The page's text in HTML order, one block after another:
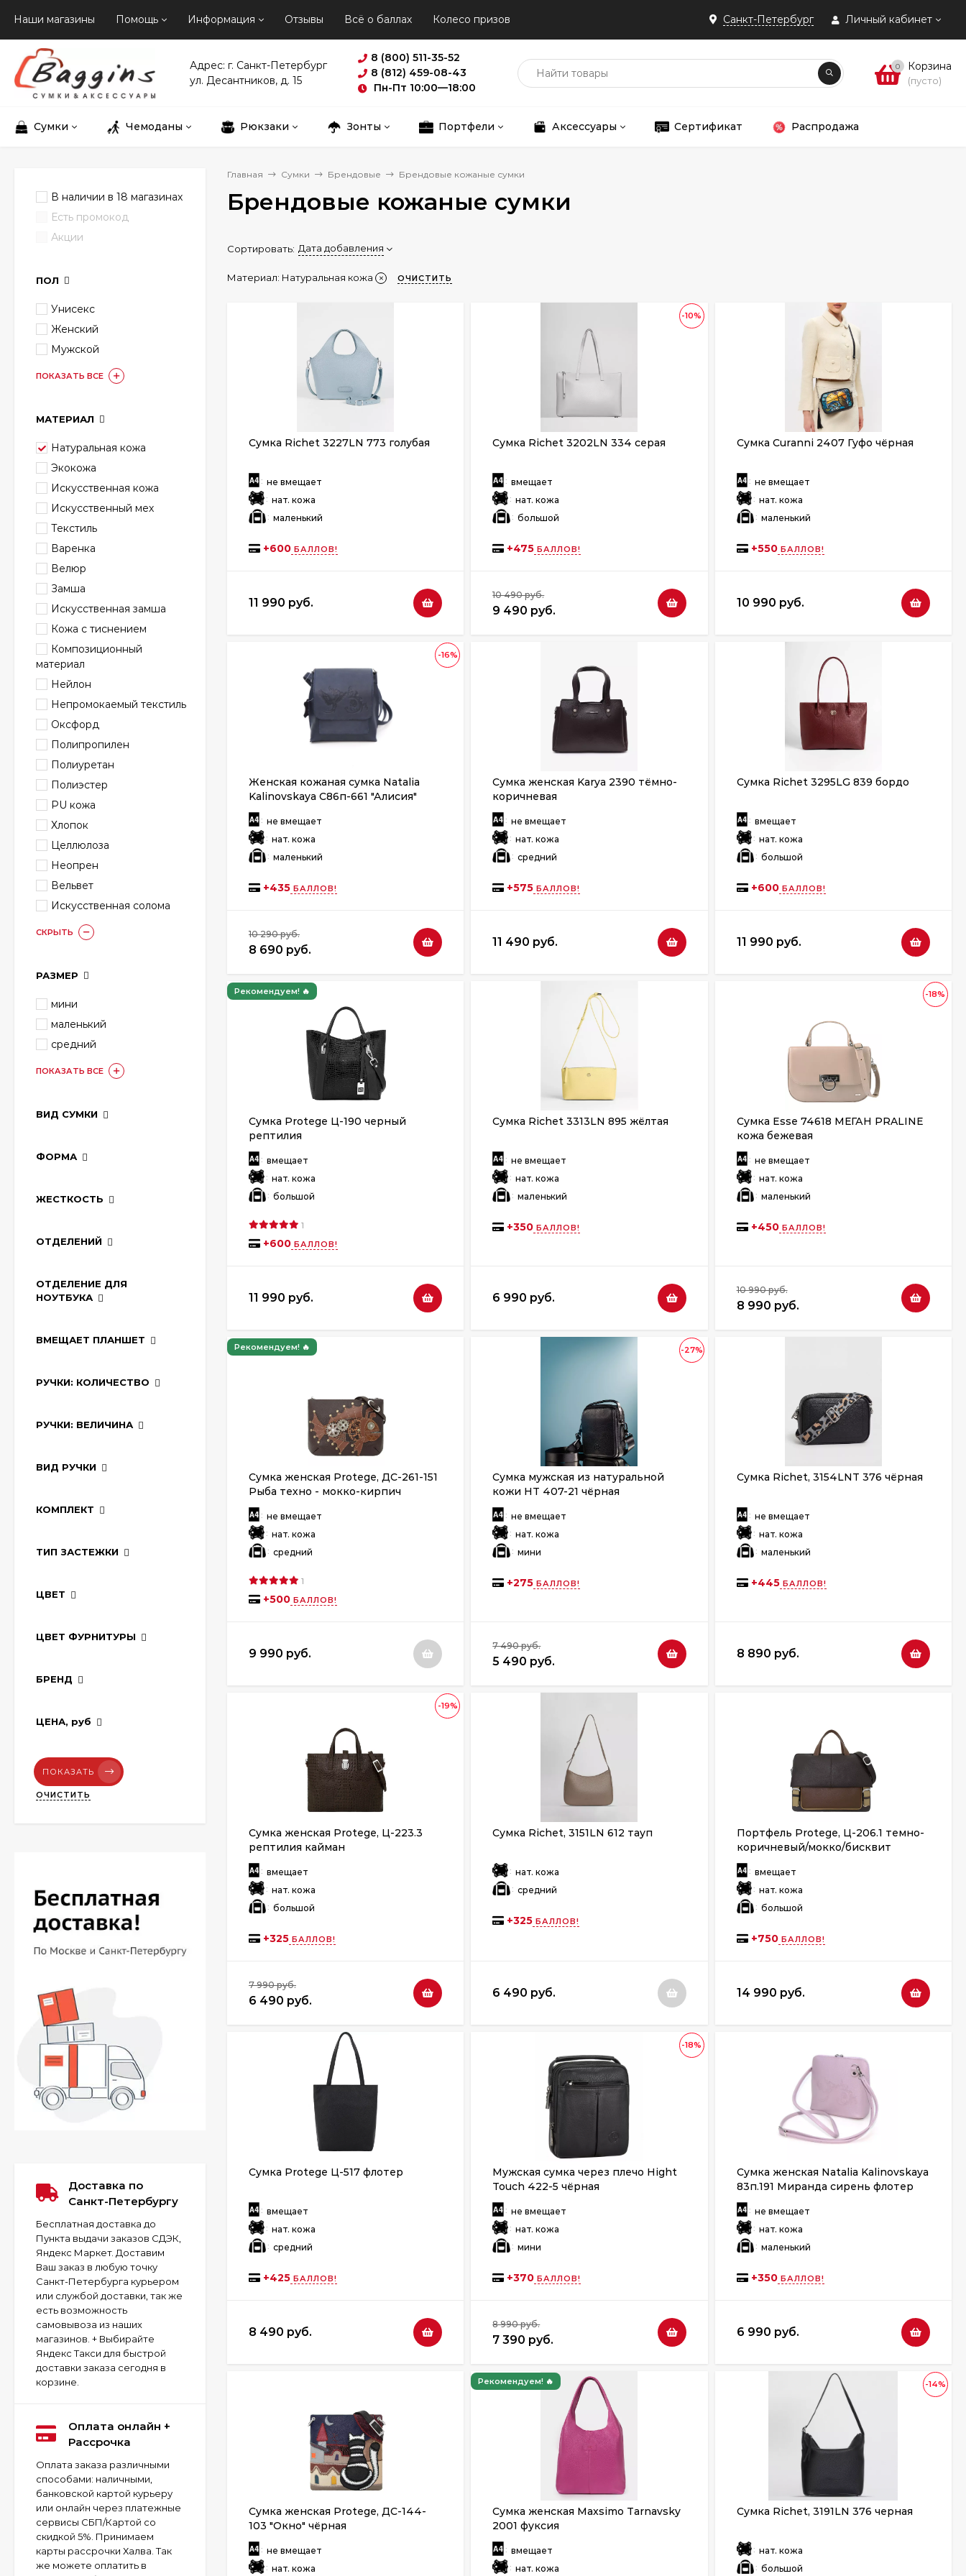
Санкт-Петербург Личный кабинет
Наши магазины Помощь Информация Отзывы Всё о баллах Колесо призов
Адрес: г. Санкт-Петербург
ул. Десантников, д. 15
8 (800) 511-35-52
8 (812) 459-08-43
Пн-Пт 10:00—18:00
0 Корзина
(пусто)
Сумки Чемоданы Рюкзаки Зонты Портфели Аксессуары Сертификат Распродажа
Главная Сумки Брендовые Брендовые кожаные сумки
Брендовые кожаные сумки
Сортировать: Дата добавления
Материал: Натуральная кожа ОЧИСТИТЬ
Сумка Richet 3227LN 773 голубая
: не вмещает
: нат. кожа
: маленький
+600 БАЛЛОВ!
11 990 руб.
-10%
Сумка Richet 3202LN 334 серая
: вмещает
: нат. кожа
: большой
+475 БАЛЛОВ!
10 490 руб.
9 490 руб.
Сумка Curanni 2407 Гуфо чёрная
: не вмещает
: нат. кожа
: маленький
+550БАЛЛОВ!
10 990 руб.
-16%
Женская кожаная сумка Natalia
Kalinovskaya С86п-661 "Алисия"
: не вмещает
: нат. кожа
: маленький
+435 БАЛЛОВ!
10 290 руб.
8 690 руб.
Сумка женская Karya 2390 тёмно-
коричневая
: не вмещает
: нат. кожа
: средний
+575 БАЛЛОВ!
11 490 руб.
Сумка Richet 3295LG 839 бордо
: вмещает
: нат. кожа
: большой
+600БАЛЛОВ!
11 990 руб.
Рекомендуем! 🔥
Сумка Protege Ц-190 черный
рептилия
: вмещает
: нат. кожа
: большой
1
+600 БАЛЛОВ!
11 990 руб.
Сумка Richet 3313LN 895 жёлтая
: не вмещает
: нат. кожа
: маленький
+350 БАЛЛОВ!
6 990 руб.
-18%
Сумка Esse 74618 МЕГАН PRALINE
кожа бежевая
: не вмещает
: нат. кожа
: маленький
+450БАЛЛОВ!
10 990 руб.
8 990 руб.
Рекомендуем! 🔥
Сумка женская Protege, ДС-261-151
Рыба техно - мокко-кирпич
: не вмещает
: нат. кожа
: средний
1
+500 БАЛЛОВ!
9 990 руб.
-27%
Сумка мужская из натуральной
кожи HT 407-21 чёрная
: не вмещает
: нат. кожа
: мини
+275 БАЛЛОВ!
7 490 руб.
5 490 руб.
Сумка Richet, 3154LNT 376 чёрная
: не вмещает
: нат. кожа
: маленький
+445БАЛЛОВ!
8 890 руб.
-19%
Сумка женская Protege, Ц-223.3
рептилия кайман
: вмещает
: нат. кожа
: большой
+325 БАЛЛОВ!
7 990 руб.
6 490 руб.
Сумка Richet, 3151LN 612 тауп
: нат. кожа
: средний
+325 БАЛЛОВ!
6 490 руб.
Портфель Protege, Ц-206.1 темно-
коричневый/мокко/бисквит
: вмещает
: нат. кожа
: большой
+750БАЛЛОВ!
14 990 руб.
Сумка Protege Ц-517 флотер
: вмещает
: нат. кожа
: средний
+425 БАЛЛОВ!
8 490 руб.
-18%
Мужская сумка через плечо Hight
Touch 422-5 чёрная
: не вмещает
: нат. кожа
: мини
+370 БАЛЛОВ!
8 990 руб.
7 390 руб.
Сумка женская Natalia Kalinovskaya
83п.191 Миранда сирень флотер
: не вмещает
: нат. кожа
: маленький
+350БАЛЛОВ!
6 990 руб.
Сумка женская Protege, ДС-144-
103 "Окно" чёрная
: не вмещает
: нат. кожа
Рекомендуем! 🔥
Сумка женская Maxsimo Tarnavsky
2001 фуксия
: вмещает
: нат. кожа
-14%
Сумка Richet, 3191LN 376 черная
: нат. кожа
: большой
В наличии в 18 магазинах
Есть промокод
Акции
ПОЛ
Унисекс
Женский
Мужской
ПОКАЗАТЬ ВСЕ
МАТЕРИАЛ
Натуральная кожа
Экокожа
Искусственная кожа
Искусственный мех
Текстиль
Варенка
Велюр
Замша
Искусственная замша
Кожа с тиснением
Композиционный
материал
Нейлон
Непромокаемый текстиль
Оксфорд
Полипропилен
Полиуретан
Полиэстер
PU кожа
Хлопок
Целлюлоза
Неопрен
Вельвет
Искусственная солома
СКРЫТЬ
РАЗМЕР
мини
маленький
средний
ПОКАЗАТЬ ВСЕ
ВИД СУМКИ
ФОРМА
ЖЕСТКОСТЬ
ОТДЕЛЕНИЙ
ОТДЕЛЕНИЕ ДЛЯ
НОУТБУКА
ВМЕЩАЕТ ПЛАНШЕТ
РУЧКИ: КОЛИЧЕСТВО
РУЧКИ: ВЕЛИЧИНА
ВИД РУЧКИ
КОМПЛЕКТ
ТИП ЗАСТЕЖКИ
ЦВЕТ
ЦВЕТ ФУРНИТУРЫ
БРЕНД
ЦЕНА, руб
ПОКАЗАТЬ
ОЧИСТИТЬ
Доставка по
Санкт-Петербургу
Бесплатная доставка до
Пункта выдачи заказов СДЭК,
Яндекс Маркет. Доставим
Ваш заказ в любую точку
Санкт-Петербурга курьером
или службой доставки, так же
есть возможность
самовывоза из наших
магазинов. + Выбирайте
Яндекс Такси для быстрой
доставки заказа сегодня в
корзине.
Оплата онлайн +
Рассрочка
Оплата заказа различными
способами: наличными,
банковской картой курьеру
или онлайн через платежные
сервисы СБП/Картой со
скидкой 5%. Принимаем
карты рассрочки Халва. Так
же можете оплатить в